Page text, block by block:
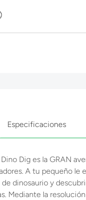
Especificaciones
Dig es la GRAN
A tu pequeño le
de dinosaurio y
Mediante la